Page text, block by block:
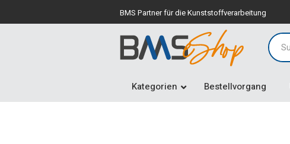
BMS Partner für die Kunststoffverarbeitung
Kategorien Bestellvorgang